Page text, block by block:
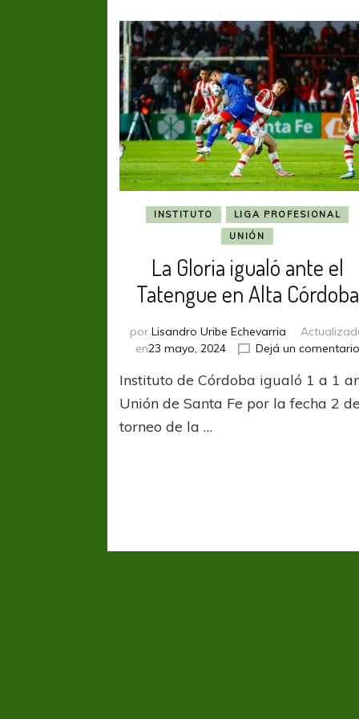
INSTITUTO
LIGA PROFESIONAL
UNIÓN
La Gloria igualó ante el
Tatengue en Alta Córdoba
porLisandro Uribe Echevarria
en23 mayo, 2024 Dejá un comentario
Instituto de Córdoba igualó 1 a 1
Unión de Santa Fe por la fecha 2
torneo de la …